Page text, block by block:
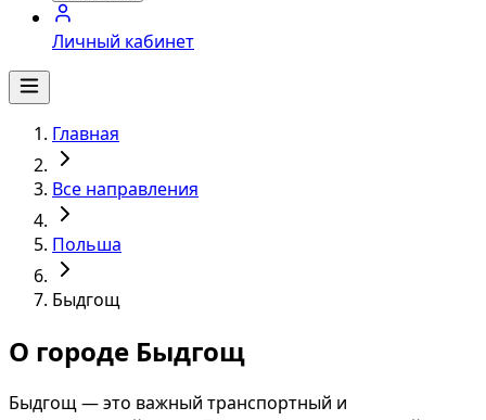
Личный кабинет
Главная
Все направления
Польша
Быдгощ
О городе Быдгощ
Быдгощ — это важный транспортный и